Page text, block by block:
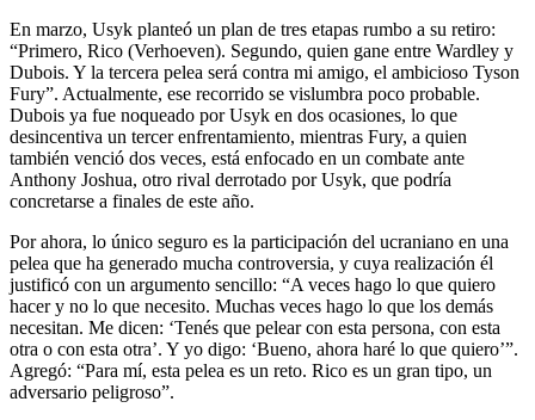
En marzo, Usyk planteó un plan de tres etapas rumbo a su retiro:
“Primero, Rico (Verhoeven). Segundo, quien gane entre Wardley y
Dubois. Y la tercera pelea será contra mi amigo, el ambicioso Tyson
Fury”. Actualmente, ese recorrido se vislumbra poco probable.
Dubois ya fue noqueado por Usyk en dos ocasiones, lo que
desincentiva un tercer enfrentamiento, mientras Fury, a quien
también venció dos veces, está enfocado en un combate ante
Anthony Joshua, otro rival derrotado por Usyk, que podría
concretarse a finales de este año.
Por ahora, lo único seguro es la participación del ucraniano en una
pelea que ha generado mucha controversia, y cuya realización él
justificó con un argumento sencillo: “A veces hago lo que quiero
hacer y no lo que necesito. Muchas veces hago lo que los demás
necesitan. Me dicen: ‘Tenés que pelear con esta persona, con esta
otra o con esta otra’. Y yo digo: ‘Bueno, ahora haré lo que quiero’”.
Agregó: “Para mí, esta pelea es un reto. Rico es un gran tipo, un
adversario peligroso”.